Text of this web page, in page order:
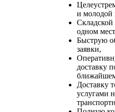
и молодой
одном
Быструю
заявки,
доставку
Доставку
услугами